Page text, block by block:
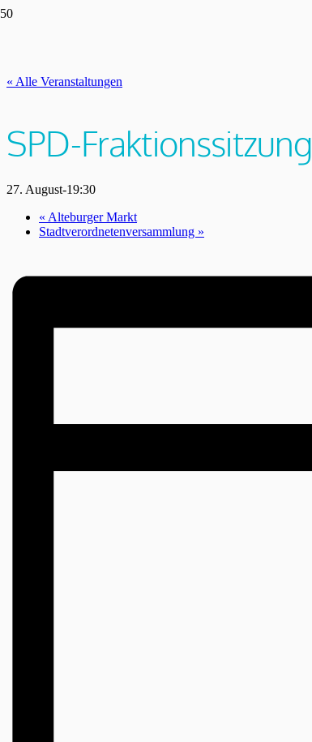
« Alle Veranstaltungen
SPD-Fraktionssitzung
27. August-19:30
« Alteburger Markt
Stadtverordnetenversammlung »